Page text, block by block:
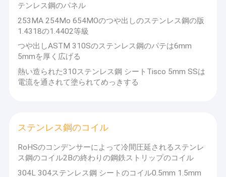
テンレス鋼のパネル
253MA 254Mo 654MOのつや出しのステンレス鋼の版
1.4318の1.4402等級
つや出しASTM 310Sのステンレス鋼のパテは6mm
5mmを厚く広げる
熱い造られた310ステンレス鋼 シートTisco 5mm SSは
電流を通されて塗られてめっきする
ステンレス鋼のコイル
RoHSのコンデンサーによって冷間圧延されるステンレ
ス鋼のコイル2Bの終わりの鋼鉄ストリップのコイル
304L 304ステンレス鋼 シートのコイル0.5mm 1.5mm